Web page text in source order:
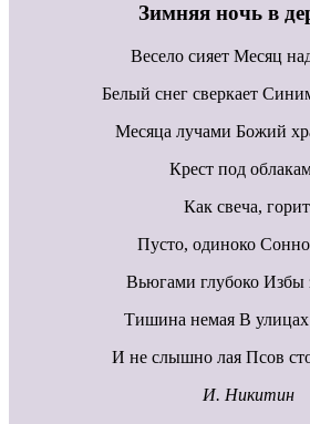
Зимняя ночь в
Весело сияет Месяц
Белый снег сверкает
Месяца лучами Божий
Крест под
Как свеча,
Пусто, одиноко
Вьюгами глубоко Избы
Тишина немая В
И не слышно лая Псов
И. Никитин